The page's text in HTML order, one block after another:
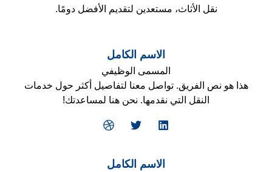
نقل الأثاث، مستعدين لتقديم الأفضل دومًا.
الاسم الكامل
المسمى الوظيفي
هذا هو نص الفريق. تواصل معنا لتفاصيل أكثر حول خدمات
النقل التي نقدمها. نحن هنا لمساعدتك!
L
i
e
T
w
t
D
r
b
الاسم الكامل